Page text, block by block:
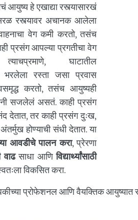
आयुष्य हे एखाद्या रस्त्यासारखं
रस्त्यावर अचानक आलेला
वेग कमी करतो, तसंच
प्रसंग आपल्या प्रगतीचा वेग
घाटातील
भरलेला रस्ता जसा प्रवास
करतो, तसंच आयुष्यही
सजलेलं असतं. काही प्रसंग
देतात, तर काही प्रसंग दुःख,
होण्याची संधी देतात. या
आवडीचे पालन करा, प्रेरणा
वाढसाधा आणिविद्यार्थ्यांसाठी
विकसित करा.
प्रोफेशनल आणि वैयक्तिक आयुष्यात